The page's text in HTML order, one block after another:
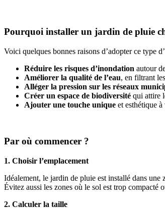
Pourquoi installer un jardin de pluie
Voici quelques bonnes raisons d’adopter ce type
Réduire les risques d’inondation autour
Améliorer la qualité de l’eau, en filtrant
Alléger la pression sur les réseaux
Créer un espace de biodiversité qui attire
Ajouter une touche unique et esthétique
Par où commencer ?
1. Choisir l’emplacement
Idéalement, le jardin de pluie est installé dans une
Évitez aussi les zones où le sol est trop compacté
2. Calculer la taille